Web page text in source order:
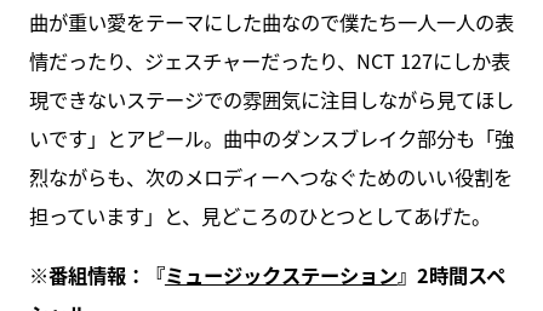
曲が重い愛をテーマにした曲なので僕たち一人一人の表
情だったり、ジェスチャーだったり、NCT 127にしか表
現できないステージでの雰囲気に注目しながら見てほし
いです」とアピール。曲中のダンスブレイク部分も「強
烈ながらも、次のメロディーへつなぐためのいい役割を
担っています」と、見どころのひとつとしてあげた。
※番組情報：『ミュージックステーション』2時間スペ